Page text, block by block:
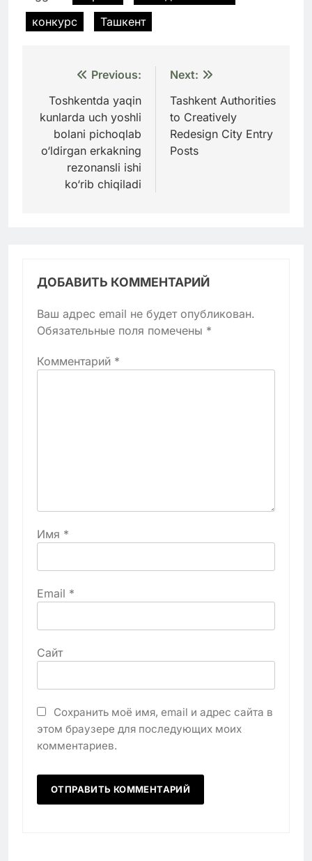
конкурс
Ташкент
Навигация
по
записям
Previous:
Toshkentda yaqin
kunlarda uch yoshli
bolani pichoqlab
o‘ldirgan erkakning
rezonansli ishi
ko‘rib chiqiladi
Next:
Tashkent Authorities
to Creatively
Redesign City Entry
Posts
ДОБАВИТЬ КОММЕНТАРИЙ
Ваш адрес email не будет опубликован.
Обязательные поля помечены *
Комментарий *
Имя *
Email *
Сайт
Сохранить моё имя, email и адрес сайта в
этом браузере для последующих моих
комментариев.